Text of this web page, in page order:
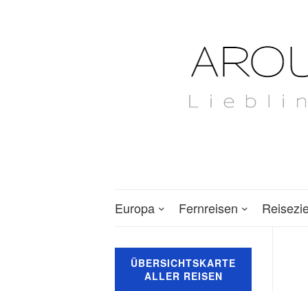
Europa Fernreisen
ÜBERSICHTSKARTE
ALLER REISEN